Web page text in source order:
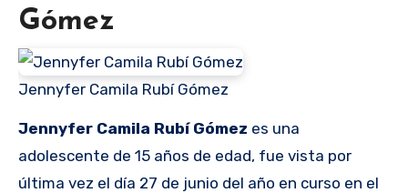
Gómez
Jennyfer Camila Rubí Gómez
Jennyfer Camila Rubí Gómez es una
adolescente de 15 años de edad, fue vista por
última vez el día 27 de junio del año en curso en el